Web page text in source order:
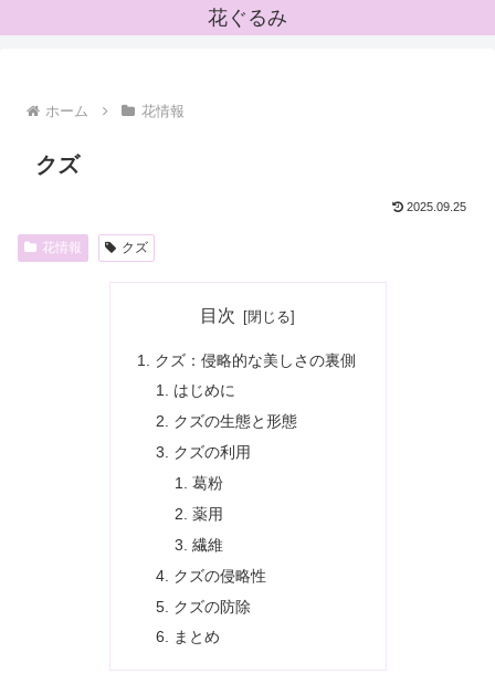
花ぐるみ
ホーム 花情報
クズ
2025.09.25
花情報 クズ
目次
クズ：侵略的な美しさの裏側
はじめに
クズの生態と形態
クズの利用
葛粉
薬用
繊維
クズの侵略性
クズの防除
まとめ